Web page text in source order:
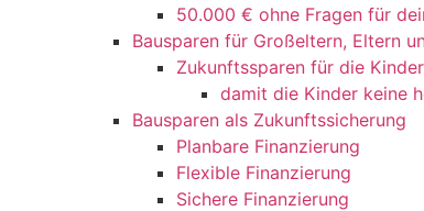
50.000 € ohne Fragen für
Bausparen für Großeltern, Eltern
Zukunftssparen für die Kinder
damit die Kinder keine
Bausparen als Zukunftssicherung​​
Planbare Finanzierung
Flexible Finanzierung
Sichere Finanzierung